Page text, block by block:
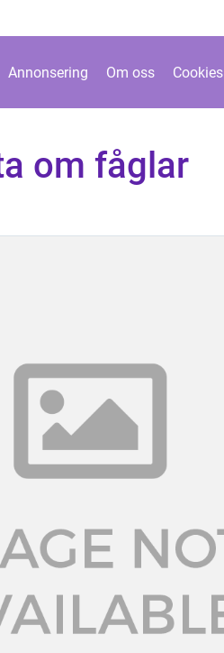
Annonsering Om oss Cookies
om fåglar